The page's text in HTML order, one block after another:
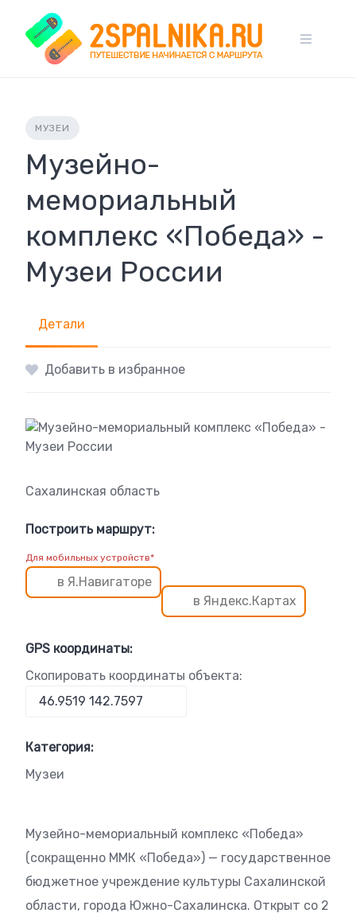
content
МУЗЕИ
Музейно-
мемориальный
комплекс «Победа» -
Музеи России
Детали
Добавить в избранное
Сахалинская область
Построить маршрут:
Для мобильных устройств*
в Я.Навигаторе
в Яндекс.Картах
GPS координаты:
Скопировать координаты объекта:
Категория:
Музеи
Музейно-мемориальный комплекс «Победа»
(сокращенно ММК «Победа») — государственное
бюджетное учреждение культуры Сахалинской
области, города Южно-Сахалинска. Открыт со 2